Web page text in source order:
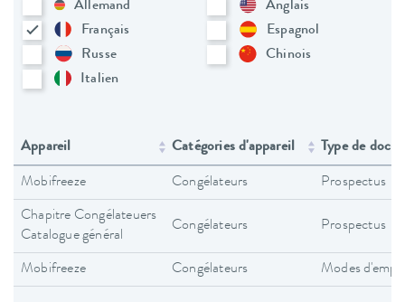
Allemand
Anglais
Français
Espagnol
Russe
Chinois
Italien
Appareil Catégories d'appareil Type de
Mobifreeze Congélateurs Prospectus
Chapitre Congélateuers
Catalogue général
Congélateurs Prospectus
Mobifreeze Congélateurs Modes